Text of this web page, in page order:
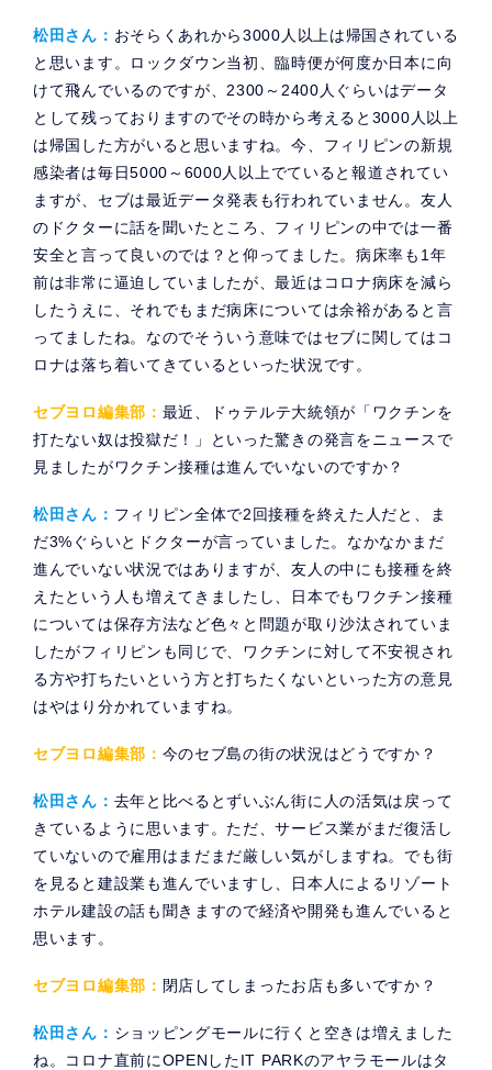
松田さん： おそらくあれから3000人以上は帰国されている
と思います。ロックダウン当初、臨時便が何度か日本に向
けて飛んでいるのですが、2300～2400人ぐらいはデータ
として残っておりますのでその時から考えると3000人以上
は帰国した方がいると思いますね。今、フィリピンの新規
感染者は毎日5000～6000人以上でていると報道されてい
ますが、セブは最近データ発表も行われていません。友人
のドクターに話を聞いたところ、フィリピンの中では一番
安全と言って良いのでは？と仰ってました。病床率も1年
前は非常に逼迫していましたが、最近はコロナ病床を減ら
したうえに、それでもまだ病床については余裕があると言
ってましたね。なのでそういう意味ではセブに関してはコ
ロナは落ち着いてきているといった状況です。
セブヨロ編集部： 最近、ドゥテルテ大統領が「ワクチンを
打たない奴は投獄だ！」といった驚きの発言をニュースで
見ましたがワクチン接種は進んでいないのですか？
松田さん： フィリピン全体で2回接種を終えた人だと、ま
だ3%ぐらいとドクターが言っていました。なかなかまだ
進んでいない状況ではありますが、友人の中にも接種を終
えたという人も増えてきましたし、日本でもワクチン接種
については保存方法など色々と問題が取り沙汰されていま
したがフィリピンも同じで、ワクチンに対して不安視され
る方や打ちたいという方と打ちたくないといった方の意見
はやはり分かれていますね。
セブヨロ編集部： 今のセブ島の街の状況はどうですか？
松田さん： 去年と比べるとずいぶん街に人の活気は戻って
きているように思います。ただ、サービス業がまだ復活し
ていないので雇用はまだまだ厳しい気がしますね。でも街
を見ると建設業も進んでいますし、日本人によるリゾート
ホテル建設の話も聞きますので経済や開発も進んでいると
思います。
セブヨロ編集部： 閉店してしまったお店も多いですか？
松田さん： ショッピングモールに行くと空きは増えました
ね。コロナ直前にOPENしたIT PARKのアヤラモールはタ